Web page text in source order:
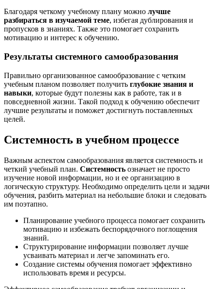
Благодаря четкому учебному плану можно лучше
разбираться в изучаемой теме, избегая дублирования и
пропусков в знаниях. Также это помогает сохранить
мотивацию и интерес к обучению.
Результаты системного самообразования
Правильно организованное самообразование с четким
учебным планом позволяет получить глубокие знания и
навыки, которые будут полезны как в работе, так и в
повседневной жизни. Такой подход к обучению обеспечит
лучшие результаты и поможет достигнуть поставленных
целей.
Системность в учебном процессе
Важным аспектом самообразования является системность и
четкий учебный план. Системность означает не просто
изучение новой информации, но и ее организацию в
логическую структуру. Необходимо определить цели и задачи
обучения, разбить материал на небольшие блоки и следовать
им поэтапно.
Планирование учебного процесса помогает сохранить
мотивацию и избежать беспорядочного поглощения
знаний.
Структурирование информации позволяет лучше
усваивать материал и легче запоминать его.
Создание системы обучения помогает эффективно
использовать время и ресурсы.